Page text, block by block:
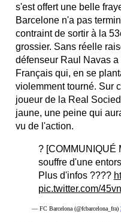
s'est offert une belle
Barcelone n'a pas
contraint de sortir à la
grossier. Sans réelle
défenseur Raul Navas
Français qui, en se
violemment tourné. Sur
joueur de la Real
jaune, une peine qui
vu de l'action.
? [COMMUNIQUÉ
souffre d'une
Plus d'infos ????
pic.twitter.com/
— FC Barcelona (@fcbarcelona_fra)